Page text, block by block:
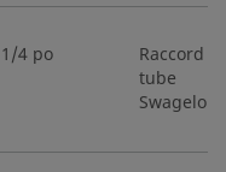
1/4 po
Raccord
tube